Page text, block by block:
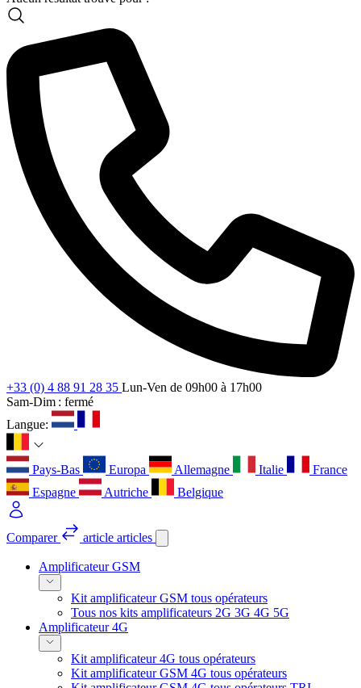
+33 (0) 4 88 91 28 35 Lun-Ven de 09h00 à 17h00
Sam-Dim : fermé
Langue:
Pays-Bas Europa Allemagne Italie
France
Espagne
Autriche Belgique
Comparer article articles
Amplificateur GSM
Kit amplificateur GSM tous opérateurs
Tous nos kits amplificateurs 2G 3G 4G 5G
Amplificateur 4G
Kit amplificateur 4G tous opérateurs
Kit amplificateur GSM 4G tous opérateurs